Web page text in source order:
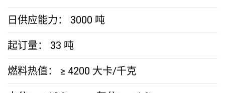
日供应能力： 3000 吨
起订量： 33 吨
燃料热值： ≥ 4200 大卡/千克